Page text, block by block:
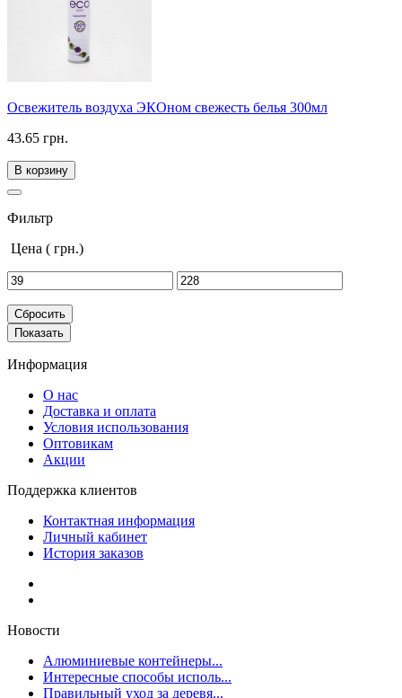
Освежитель воздуха ЭКОном свежесть белья 300мл
43.65 грн.
В корзину
Фильтр
Цена ( грн.)
Сбросить
Показать
Информация
О нас
Доставка и оплата
Условия использования
Оптовикам
Акции
Поддержка клиентов
Контактная информация
Личный кабинет
История заказов
Новости
Алюминиевые контейнеры...
Интересные способы исполь...
Правильный уход за деревя...